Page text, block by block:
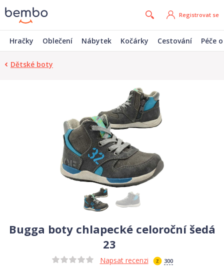
Registrovat se
Hračky Oblečení Nábytek Kočárky Cestování Péče
Dětské boty
Bugga boty chlapecké celoroční šedá
23
Napsat recenzi 300